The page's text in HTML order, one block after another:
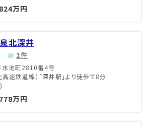
万円
北深井
1件
水池町2810番4号
速鉄道線）「深井駅」より徒歩で8分
万円